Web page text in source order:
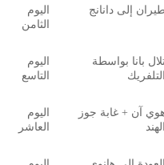
إلى دانانج
اليوم
الثامن
بانا بواسطة
التلفريك
اليوم
التاسع
آن + غابة جوز
الهند
اليوم
العاشر